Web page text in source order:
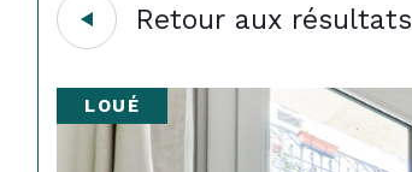
Retour aux résultats
LOUÉ